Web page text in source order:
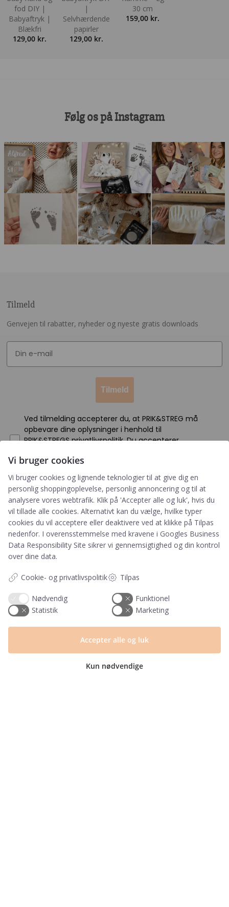
fod DIY |
Babyaftryk |
Blækfri
129,00 kr.
|
Selvhærdende
papirler
129,00 kr.
30 cm
159,00 kr.
Følg os på Instagram
Har du et spørgsmål?
Du kan kontakte vores kundeservice på:
+45 60 15 72 04
Telefon & mail besvares I tidsrummet:
Mandag – Fredag: 10.00 – 15.00
kundeservice@prikogstreg.dk
Information
Handelsbetingelser og FAQ
Tilmeld
Genvejen til rabatter, nyheder og nyeste gratis downloads
Tilmeld
Ved tilmelding accepterer du, at PRIK&STREG må
opbevare dine oplysninger i henhold til
PRIK&STREGS privatlivspolitik. Du accepterer
kan til enhver tid afmelde disse e-mails.
Vi bruger cookies
Vi bruger cookies og lignende teknologier til at give dig en
personlig shoppingoplevelse, personlig annoncering og til at
analysere vores webtrafik. Klik på 'Accepter alle og luk', hvis du
vil tillade alle cookies. Alternativt kan du vælge, hvilke typer
cookies du vil acceptere eller deaktivere ved at klikke på Tilpas
nedenfor. I overensstemmelse med kravene i Googles Business
Data Responsibility Site sikrer vi gennemsigtighed og din kontrol
over dine data.
Cookie- og privatlivspolitik Tilpas
Nødvendig
Funktionel
Statistik
Marketing
Kun nødvendige
Accepter alle og luk